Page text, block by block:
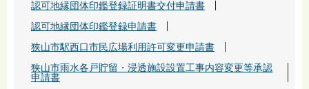
認可地縁団体印鑑登録証明書交付申請書
認可地縁団体印鑑登録申請書
狭山市駅西口市民広場利用許可変更申請書
狭山市雨水各戸貯留・浸透施設設置工事内容変更等承認
申請書